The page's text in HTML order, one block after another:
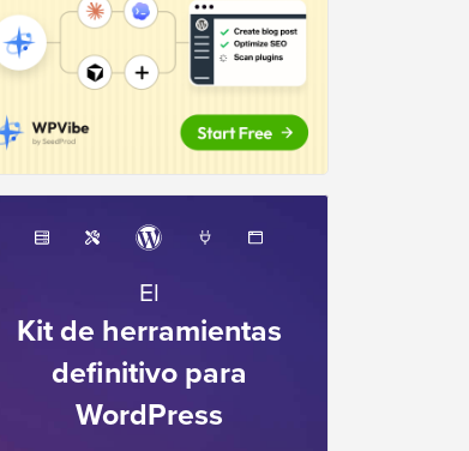
El
Kit de herramientas
definitivo para
WordPress